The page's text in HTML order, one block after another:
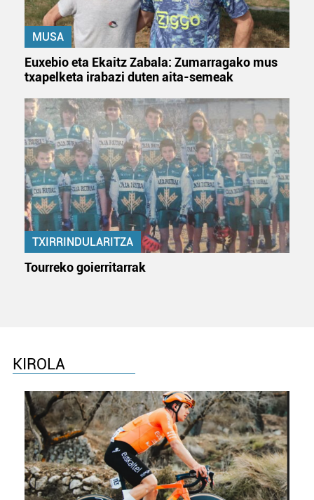
zure baimena Cookieen adierazpenean.
Webgune honek cookie propioak eta hirugarrenen cookie-
zerbitzuak hobetzeko asmoz, cookie teknologiaz
baliatzen gara. Ohar hau onartuz gero, teknologia hori
erabiltzeko baimen esplizitua ematen diguzu.Gehiago
irakurri
MUSA
Euxebio eta Ekaitz Zabala: Zumarragako mus
txapelketa irabazi duten aita-semeak
TXIRRINDULARITZA
Tourreko goierritarrak
KIROLA